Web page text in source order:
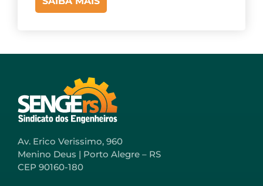
Av. Erico Verissimo, 960
Menino Deus | Porto Alegre – RS
CEP 90160-180